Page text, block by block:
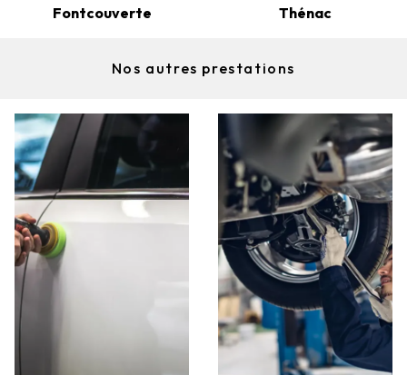
Fontcouverte Thénac
Nos autres prestations